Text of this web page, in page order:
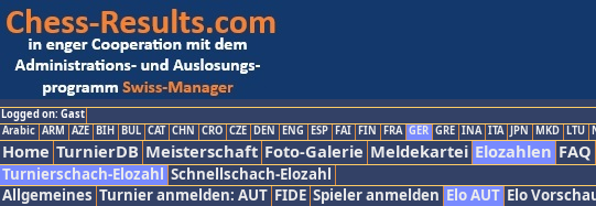
Logged on: Gast
Arabic ARM AZE BIH BUL CAT CHN CRO CZE DEN ENG ESP FAI FIN FRA GER GRE INA ITA JPN MKD LTU
Home TurnierDB Meisterschaft Foto-Galerie Meldekartei Elozahlen FAQ
Turnierschach-Elozahl Schnellschach-Elozahl
Allgemeines Turnier anmelden: AUT FIDE Spieler anmelden Elo AUT Elo